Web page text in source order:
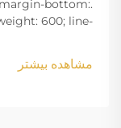
bottom:
600; line-
font-
w...
مشاهده بیشتر